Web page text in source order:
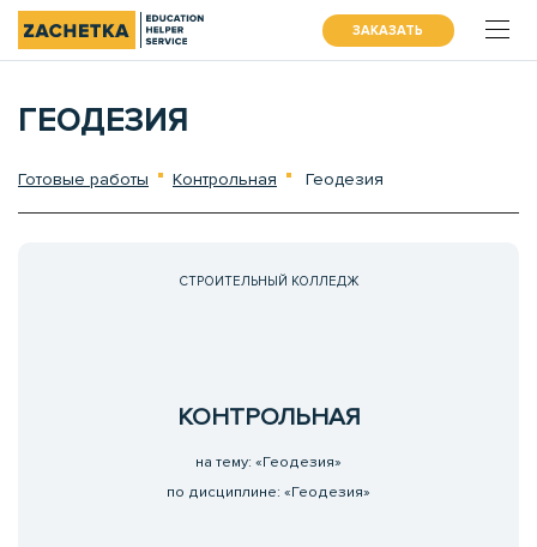
ЗАКАЗАТЬ
ГЕОДЕЗИЯ
Готовые работы Контрольная Геодезия
СТРОИТЕЛЬНЫЙ КОЛЛЕДЖ
КОНТРОЛЬНАЯ
на тему: «Геодезия»
по дисциплине: «Геодезия»